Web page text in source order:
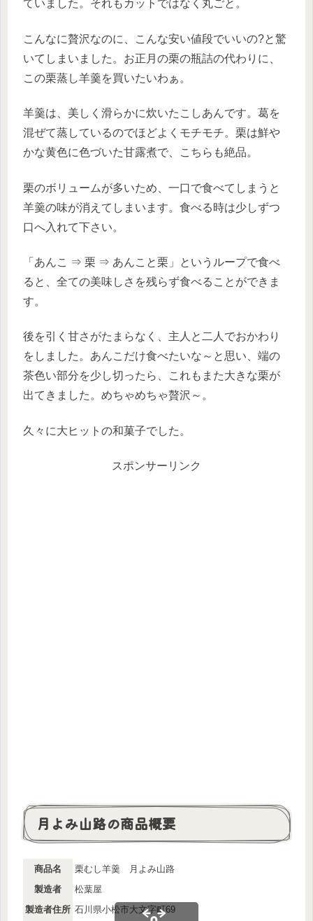
ていました。それもカットではなく丸ごと。
こんなに贅沢なのに、こんな安い値段でいいの?と驚
いてしまいました。お正月の栗の瓶詰の代わりに、
この栗蒸し羊羹を買いたいわぁ。
羊羹は、美しく滑らかに炊いたこしあんです。葛を
混ぜて蒸しているのでほどよくモチモチ。栗は鮮や
かな黄色に色づいた甘露煮で、こちらも絶品。
栗のボリュームが多いため、一口で食べてしまうと
羊羹の味が消えてしまいます。食べる時は少しずつ
口へ入れて下さい。
「あんこ ⇒ 栗 ⇒ あんこと栗」というループで食べ
ると、全ての美味しさを残らず食べることができま
す。
後を引く甘さがたまらなく、主人と二人でおかわり
をしました。あんこだけ食べたいな～と思い、端の
茶色い部分を少し切ったら、これもまた大きな栗が
出てきました。めちゃめちゃ贅沢～。
久々に大ヒットの和菓子でした。
スポンサーリンク
月よみ山路の商品概要
商品名
栗むし羊羹 月よみ山路
製造者
松葉屋
製造者住所 石川県小松市大文字町69